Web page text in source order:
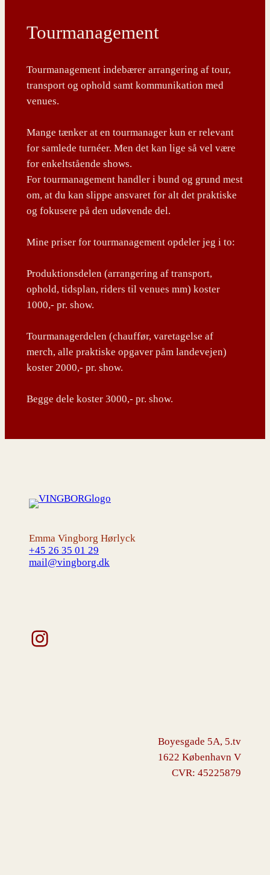
Tourmanagement
Tourmanagement indebærer arrangering af tour,
transport og ophold samt kommunikation med
venues.
Mange tænker at en tourmanager kun er relevant
for samlede turnéer. Men det kan lige så vel være
for enkeltstående shows.
For tourmanagement handler i bund og grund mest
om, at du kan slippe ansvaret for alt det praktiske
og fokusere på den udøvende del.
Mine priser for tourmanagement opdeler jeg i to:
Produktionsdelen (arrangering af transport,
ophold, tidsplan, riders til venues mm) koster
1000,- pr. show.
Tourmanagerdelen (chauffør, varetagelse af
merch, alle praktiske opgaver påm landevejen)
koster 2000,- pr. show.
Begge dele koster 3000,- pr. show.
Emma Vingborg Hørlyck
+45 26 35 01 29
mail@vingborg.dk
Instagram
Boyesgade 5A, 5.tv
1622 København V
CVR: 45225879